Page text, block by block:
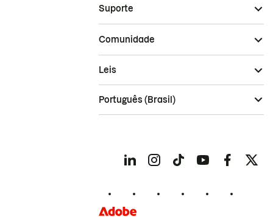
Suporte
Comunidade
Leis
Português (Brasil)